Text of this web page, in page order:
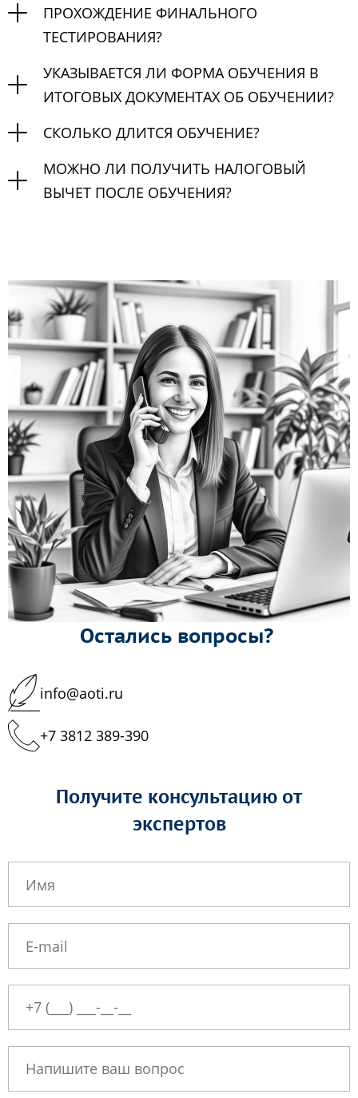
ПРОХОЖДЕНИЕ ФИНАЛЬНОГО
ТЕСТИРОВАНИЯ?
УКАЗЫВАЕТСЯ ЛИ ФОРМА ОБУЧЕНИЯ В
ИТОГОВЫХ ДОКУМЕНТАХ ОБ ОБУЧЕНИИ?
СКОЛЬКО ДЛИТСЯ ОБУЧЕНИЕ?
МОЖНО ЛИ ПОЛУЧИТЬ НАЛОГОВЫЙ
ВЫЧЕТ ПОСЛЕ ОБУЧЕНИЯ?
Остались вопросы?
info@aoti.ru
+7 3812 389-390
Получите консультацию от
экспертов